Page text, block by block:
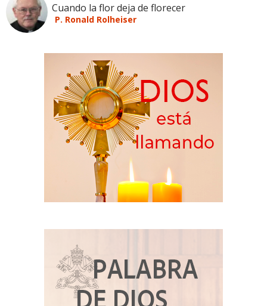
Cuando la flor deja de florecer
P. Ronald Rolheiser